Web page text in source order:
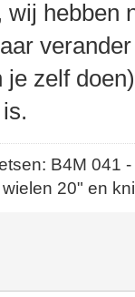
wij hebben
je zelf
B4M
20" en